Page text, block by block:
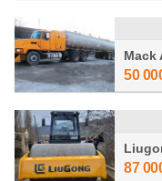
Mack
50
87